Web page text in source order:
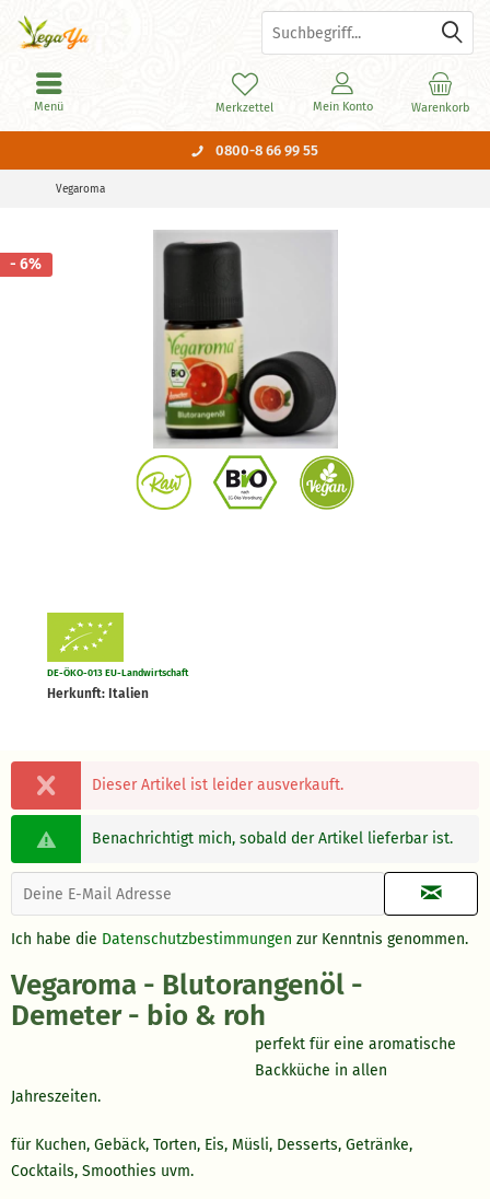
0800-8 66 99 55
Warenkorb
Merkzettel Mein Konto
Menü
Vegaroma
- 6%
DE-ÖKO-013 EU-Landwirtschaft
Herkunft: Italien
Dieser Artikel ist leider ausverkauft.
Benachrichtigt mich, sobald der Artikel lieferbar ist.
Ich habe die Datenschutzbestimmungen zur Kenntnis genommen.
Vegaroma - Blutorangenöl -
Demeter - bio & roh
perfekt für eine aromatische
Backküche in allen
Jahreszeiten.
für Kuchen, Gebäck, Torten, Eis, Müsli, Desserts, Getränke,
Cocktails, Smoothies uvm.